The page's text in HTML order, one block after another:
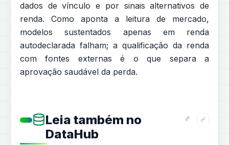
dados de vínculo e por sinais alternativos de
renda. Como aponta a leitura de mercado,
modelos sustentados apenas em renda
autodeclarada falham; a qualificação da renda
com fontes externas é o que separa a
aprovação saudável da perda.
Leia também no
DataHub